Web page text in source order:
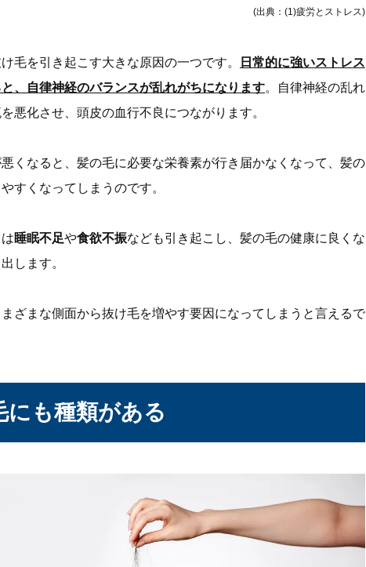
(出典：(1)疲労とストレス)
毛を引き起こす大きな原因の一つです。
日常的に強いストレス
、自律神経のバランスが乱れがちになります。自律神経の乱れ
悪化させ、頭皮の血行不良につながります。
くなると、髪の毛に必要な栄養素が行き届かなくなって、髪の
すくなってしまうのです。
睡眠不足や食欲不振なども引き起こし、髪の毛の健康に良くな
します。
ざまな側面から抜け毛を増やす要因になってしまうと言えるで
にも種類がある